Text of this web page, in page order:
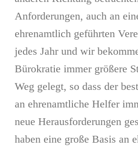
Anforderungen, auch an
ehrenamtlich geführten
jedes Jahr und wir
Bürokratie immer größere
Weg gelegt, so dass der
an ehrenamtliche Helfer
neue Herausforderungen
haben eine große Basis an